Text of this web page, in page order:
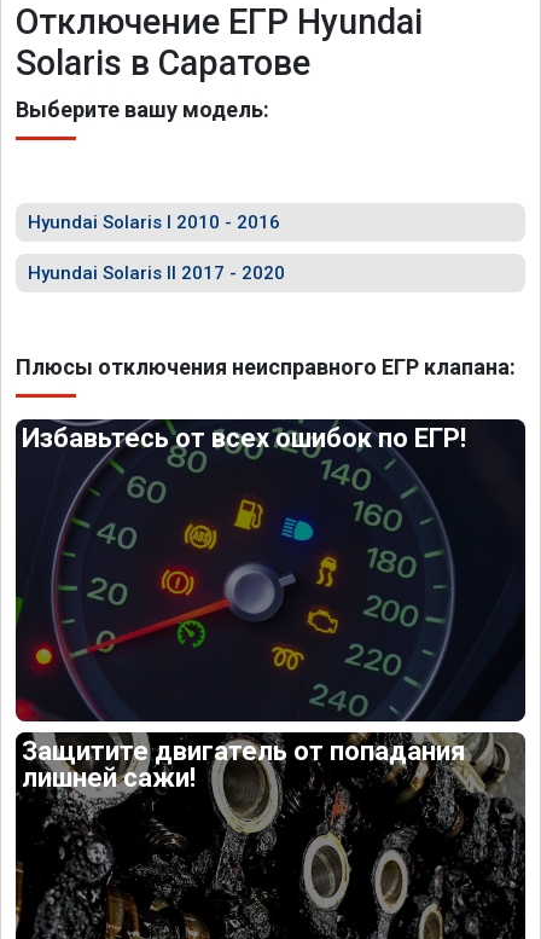
Отключение ЕГР Hyundai
Solaris в Саратове
Выберите вашу модель:
Hyundai Solaris I 2010 - 2016
Hyundai Solaris II 2017 - 2020
Плюсы отключения неисправного ЕГР клапана:
Избавьтесь от всех ошибок по ЕГР!
Защитите двигатель от попадания
лишней сажи!